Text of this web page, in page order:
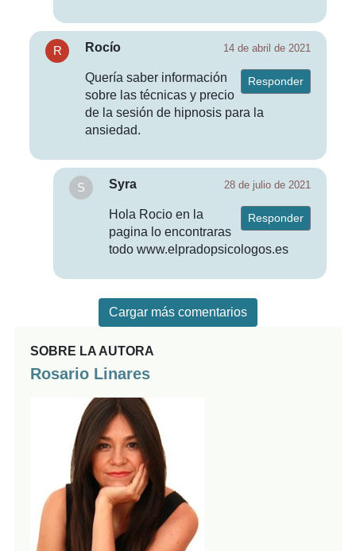
14 de abril de 2021
Rocío
Responder
Quería saber información
sobre las técnicas y precio
de la sesión de hipnosis para la
ansiedad.
28 de julio de 2021
Syra
Responder
Hola Rocio en la
pagina lo encontraras
todo www.elpradopsicologos.es
Cargar más comentarios
SOBRE LA AUTORA
Rosario Linares